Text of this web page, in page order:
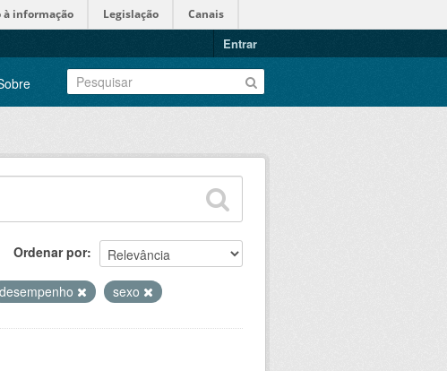
à informação Legislação Canais
Entrar
Ordenar por
desempenho sexo